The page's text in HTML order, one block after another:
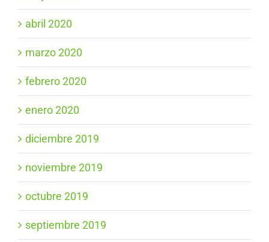
abril 2020
marzo 2020
febrero 2020
enero 2020
diciembre 2019
noviembre 2019
octubre 2019
septiembre 2019